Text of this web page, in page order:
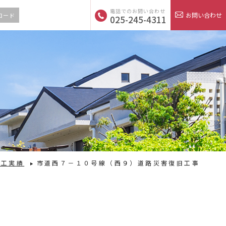
電話でのお問い合わせ
025-245-4311 お問い合わせ
ード
実績 市道西７－１０号線（西９）道路災害復旧工事